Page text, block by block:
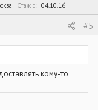
Стаж c 04.10.16
#5
кому-то